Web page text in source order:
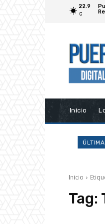
22.9
C
Inicio
Inicio
Tag: